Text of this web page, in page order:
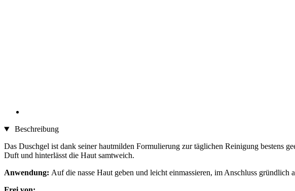
Beschreibung
Das Duschgel ist dank seiner hautmilden Formulierung zur täglichen Reinigung bestens
Duft und hinterlässt die Haut samtweich.
Anwendung: Auf die nasse Haut geben und leicht einmassieren, im Anschluss gründlich